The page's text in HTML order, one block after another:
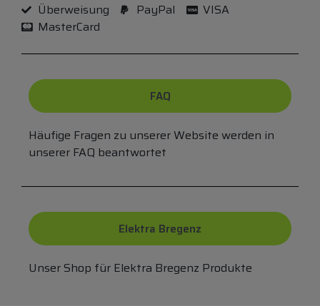
Überweisung
PayPal
VISA
MasterCard
FAQ
Häufige Fragen zu unserer Website werden in
unserer FAQ beantwortet
Elektra Bregenz
Unser Shop für Elektra Bregenz Produkte